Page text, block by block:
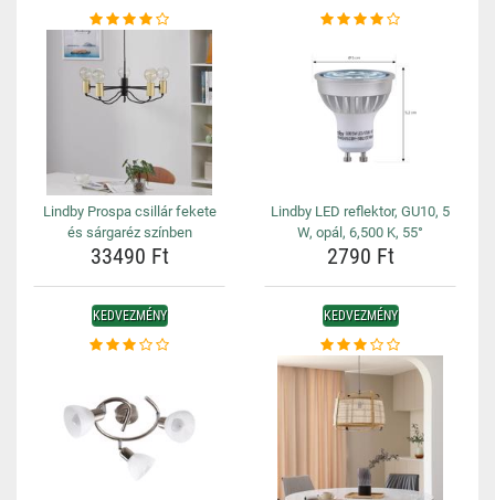
Lindby Prospa csillár fekete
és sárgaréz színben
33490 Ft
Lindby LED reflektor, GU10, 5
W, opál, 6,500 K, 55°
2790 Ft
KEDVEZMÉNY KEDVEZMÉNY